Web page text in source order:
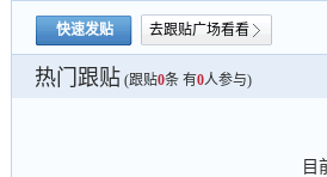
快速发贴 去跟贴广场看看
热门跟贴 (跟贴0条 有0人参与)
目